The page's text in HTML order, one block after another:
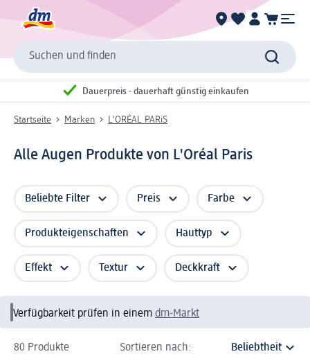
Suchen und finden
Dauerpreis - dauerhaft günstig einkaufen
Startseite Marken L'ORÉAL PARiS
Alle Augen Produkte von L'Oréal Paris
Beliebte Filter Preis Farbe
Produkteigenschaften Hauttyp
Effekt Textur Deckkraft
Verfügbarkeit prüfen in einem dm-Markt
80 Produkte Sortieren nach: